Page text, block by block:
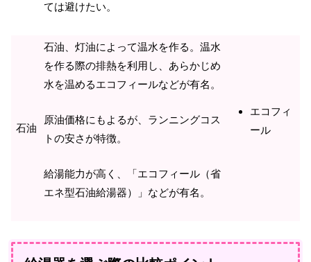
ては避けたい。
石油
石油、灯油によって温水を作る。温水
を作る際の排熱を利用し、あらかじめ
水を温めるエコフィールなどが有名。
原油価格にもよるが、ランニングコス
トの安さが特徴。
給湯能力が高く、「エコフィール（省
エネ型石油給湯器）」などが有名。
エコフィ
ール